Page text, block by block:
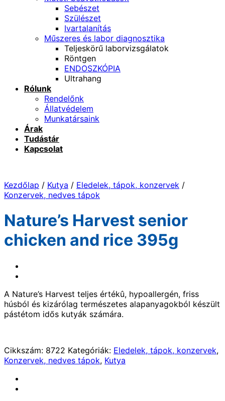
Sebészet
Szülészet
Ivartalanítás
Műszeres és labor diagnosztika
Teljeskörű laborvizsgálatok
Röntgen
ENDOSZKÓPIA
Ultrahang
Rólunk
Rendelőnk
Állatvédelem
Munkatársaink
Árak
Tudástár
Kapcsolat
Kezdőlap / Kutya / Eledelek, tápok, konzervek /
Konzervek, nedves tápok
Nature’s Harvest senior
chicken and rice 395g
A Nature’s Harvest teljes értékû, hypoallergén, friss
húsból és kizárólag természetes alapanyagokból készült
pástétom idős kutyák számára.
Cikkszám: 8722 Kategóriák: Eledelek, tápok, konzervek,
Konzervek, nedves tápok, Kutya